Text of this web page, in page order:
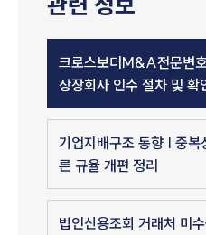
크로스보더M&A전문변
상장회사 인수 절차 및 확
기업지배구조 동향 | 중복
른 규율 개편 정리
법인신용조회 거래처 미